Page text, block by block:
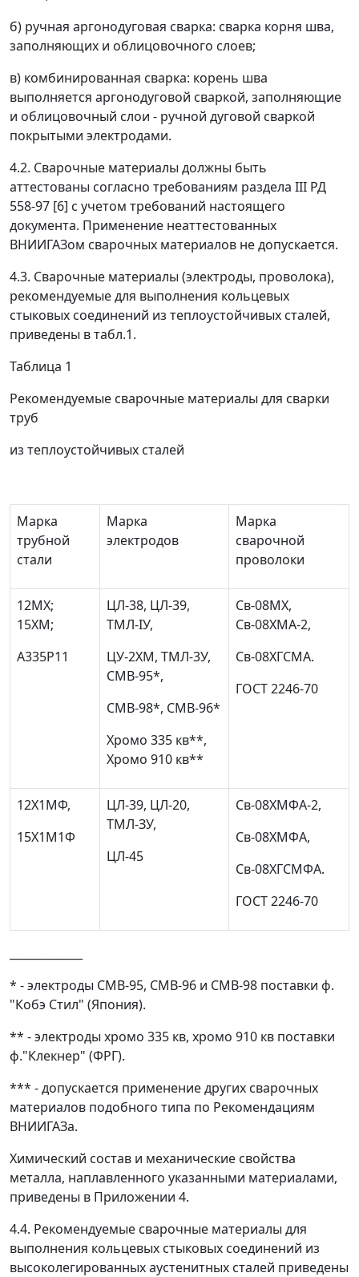
б) ручная аргонодуговая сварка: сварка корня шва,
заполняющих и облицовочного слоев;
в) комбинированная сварка: корень шва
выполняется аргонодуговой сваркой, заполняющие
и облицовочный слои - ручной дуговой сваркой
покрытыми электродами.
4.2. Сварочные материалы должны быть
аттестованы согласно требованиям раздела III РД
558-97 [6] с учетом требований настоящего
документа. Применение неаттестованных
ВНИИГАЗом сварочных материалов не допускается.
4.3. Сварочные материалы (электроды, проволока),
рекомендуемые для выполнения кольцевых
стыковых соединений из теплоустойчивых сталей,
приведены в табл.1.
Таблица 1
Рекомендуемые сварочные материалы для сварки
труб
из теплоустойчивых сталей
Марка
трубной
стали
Марка
электродов
Марка
сварочной
проволоки
12МХ;
15ХМ;
А335Р11
ЦЛ-38, ЦЛ-39,
ТМЛ-IУ,
ЦУ-2ХМ, ТМЛ-3У,
СМВ-95*,
СМВ-98*, СМВ-96*
Хромо 335 кв**,
Хромо 910 кв**
Св-08МХ,
Св-08ХМА-2,
Св-08ХГСМА.
ГОСТ 2246-70
12Х1МФ,
15Х1М1Ф
ЦЛ-39, ЦЛ-20,
ТМЛ-ЗУ,
ЦЛ-45
Св-08ХМФА-2,
Св-08ХМФА,
Св-08ХГСМФА.
ГОСТ 2246-70
* - электроды СМВ-95, СМВ-96 и СМВ-98 поставки ф.
"Кобэ Стил" (Япония).
** - электроды хромо 335 кв, хромо 910 кв поставки
ф."Клекнер" (ФРГ).
*** - допускается применение других сварочных
материалов подобного типа по Рекомендациям
ВНИИГАЗа.
Химический состав и механические свойства
металла, наплавленного указанными материалами,
приведены в Приложении 4.
4.4. Рекомендуемые сварочные материалы для
выполнения кольцевых стыковых соединений из
высоколегированных аустенитных сталей приведены